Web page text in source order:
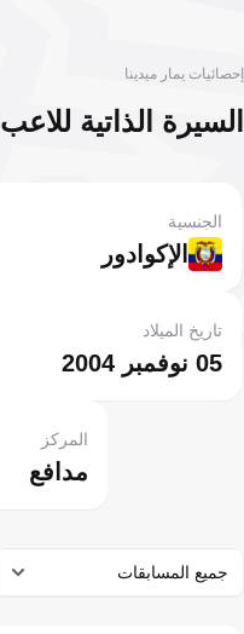
إحصائيات يمار ميدينا
السيرة الذاتية للاعب
الإكوادور
الجنسية
05 نوفمبر 2004
تاريخ الميلاد
مدافع
المركز
جميع المسابقات